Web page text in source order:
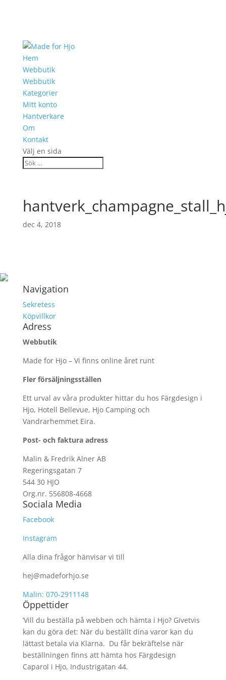
Hem
Webbutik
Webbutik
Kategorier
Mitt konto
Hantverkare
Om
Kontakt
Välj en sida
dec 4, 2018
Navigation
Sekretess
Köpvillkor
Adress
Webbutik
Made for Hjo – Vi finns online året runt
Fler försäljningsställen
Ett urval av våra produkter hittar du hos Färgdesign i
Hjo, Hotell Bellevue, Hjo Camping och
Vandrarhemmet Eira.
Post- och faktura adress
Malin & Fredrik Alner AB
Regeringsgatan 7
544 30 HJO
Org.nr. 556808-4668
Sociala Media
Facebook
Instagram
Alla dina frågor hänvisar vi till
hej@madeforhjo.se
Malin: 070-2911148
Öppettider
’Vill du beställa på webben och hämta i Hjo? Givetvis
kan du göra det: När du beställt dina varor kan du
lättast betala via Klarna. Du får bekräftelse när
beställningen finns att hämta hos Färgdesign
Caparol i Hjo, Industrigatan 44.